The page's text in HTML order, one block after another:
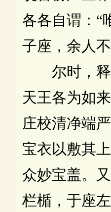
各各自谓：“
子座，余人
尔时，释
天王各为如
庄校清净端
宝衣以敷其
众妙宝盖。
栏楯，于座